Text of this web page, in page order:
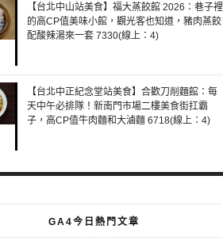
【台北中山站美食】福大蒸餃館 2026：巷子裡
的高CP值美味小館，觀光客也知道，豬肉蒸餃
配酸辣湯來一套 7330(線上：4)
【台北中正紀念堂站美食】合歡刀削麵館：每
天中午必排隊！新南門市場二樓美食街扛霸
子，高CP值牛肉麵和大滷麵 6718(線上：4)
GA4今日熱門文章